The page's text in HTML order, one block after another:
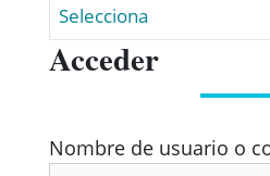
Selecciona
Acceder
Nombre de usuario o